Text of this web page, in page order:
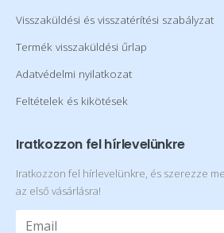
Visszaküldési és visszatérítési szabályzat
Termék visszaküldési űrlap
Adatvédelmi nyilatkozat
Feltételek és kikötések
Iratkozzon fel hírlevelünkre
Iratkozzon fel hírlevelünkre, és szerezze
az első vásárlásra!